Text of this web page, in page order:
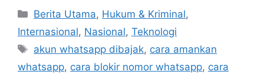
C
a
e
g
Berita Utama, Hukum & Kriminal,
Internasional, Nasional, Teknologi
T
a
akun whatsapp dibajak, cara amankan
whatsapp, cara blokir nomor whatsapp, cara